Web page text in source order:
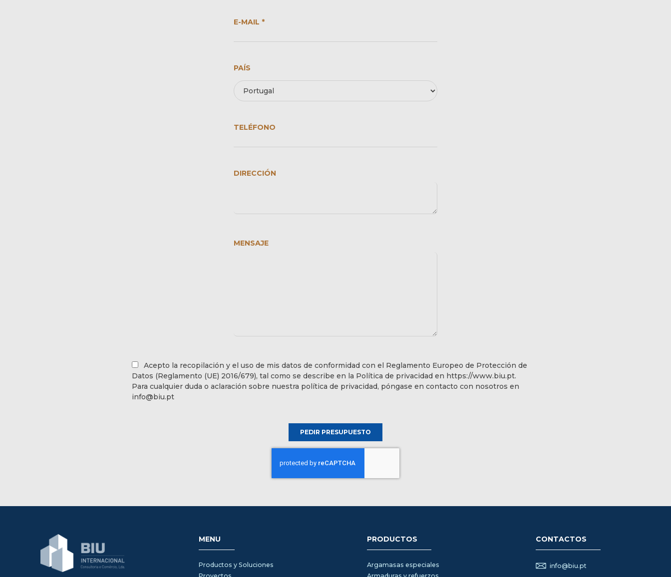
E-MAIL *
PAÍS
TELÉFONO
DIRECCIÓN
MENSAJE
Acepto la recopilación y el uso de mis datos de conformidad con el Reglamento Europeo de Protección de
Datos (Reglamento (UE) 2016/679), tal como se describe en la Política de privacidad en https://www.biu.pt.
Para cualquier duda o aclaración sobre nuestra política de privacidad, póngase en contacto con nosotros en
info@biu.pt
PEDIR PRESUPUESTO
MENU
Productos y Soluciones
Proyectos
PRODUCTOS
Argamasas especiales
Armaduras y refuerzos
CONTACTOS
info@biu.pt